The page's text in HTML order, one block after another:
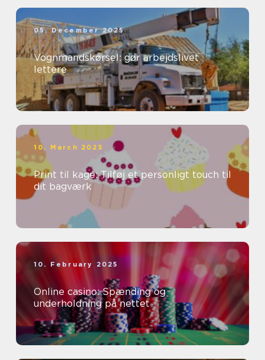
05. December 2025
Vognmandskørsel: gør arbejdslivet
lettere
10. March 2025
Print til kage: Tilføj et personligt touch til
dit bagværk
10. February 2025
Online casino: Spænding og
underholdning på nettet